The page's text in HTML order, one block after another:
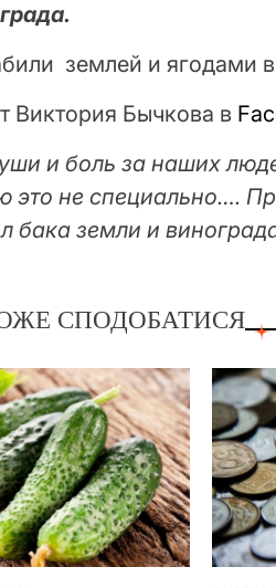
землей и ягодами
Виктория Бычкова в
и боль за наших
не специально….
бака земли и
СПОДОБАТИСЯ